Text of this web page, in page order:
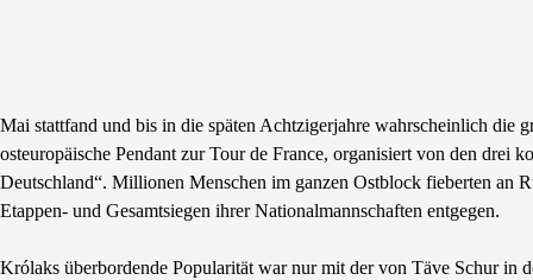
Mai stattfand und bis in die späten Achtzigerjahre wahrscheinlich die
osteuropäische Pendant zur Tour de France, organisiert von den drei
Deutschland“. Millionen Menschen im ganzen Ostblock fieberten an
Etappen- und Gesamtsiegen ihrer Nationalmannschaften entgegen.
Królaks überbordende Popularität war nur mit der von Täve Schur in